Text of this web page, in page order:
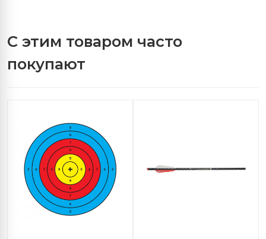
С этим товаром часто
покупают